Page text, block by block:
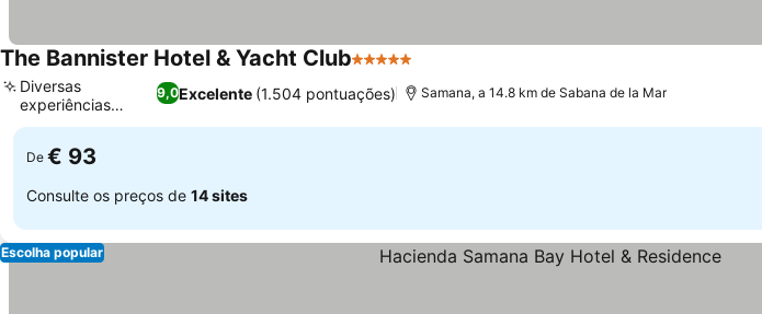
The Bannister Hotel & Yacht Club5 Estrelas
9,0Excelente (1.504 pontuações)
Diversas
experiências
culinárias
Samana, a 14.8 km de Sabana de la Mar
De € 93
Consulte os preços de 14 sites
Escolha popular